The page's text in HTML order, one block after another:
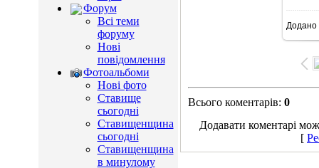
Форум
Всі теми
форуму
Нові
повідомлення
Фотоальбоми
Нові фото
Ставище
сьогодні
Ставищенщина
сьогодні
Ставищенщина
в минулому
Додано
Всього коментарів: 0
Додавати коментарі
[